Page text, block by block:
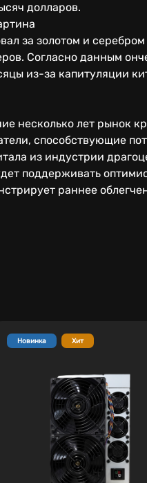
долларов.
за золотом и
Согласно данным
из-за капитуляции
несколько лет рынок
способствующие
из индустрии
поддерживать
раннее
Новинка Хит